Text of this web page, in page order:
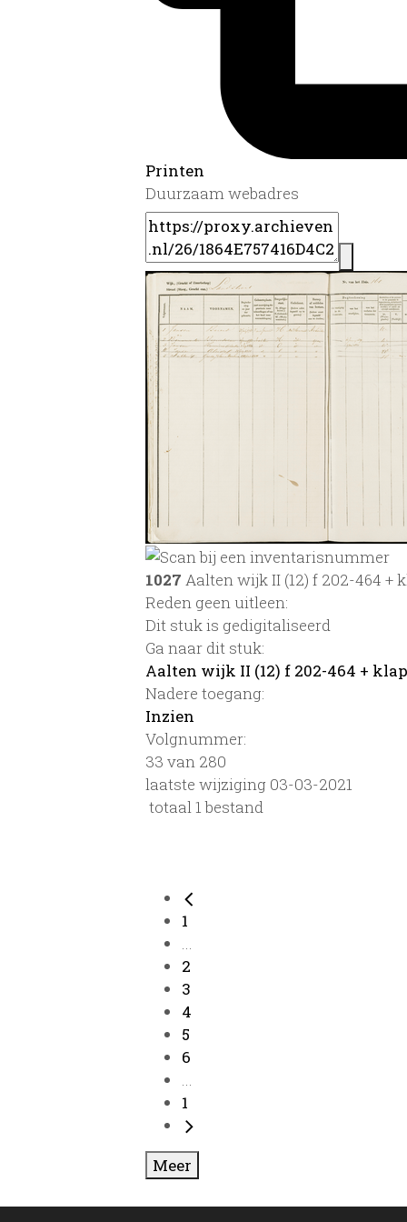
Printen
Duurzaam webadres
1027 Aalten wijk II (12) f 202-464 +
Reden geen uitleen:
Dit stuk is gedigitaliseerd
Ga naar dit stuk:
Aalten wijk II (12) f 202-464 +
Nadere toegang:
Inzien
Volgnummer:
33 van 280
laatste wijziging 03-03-2021
totaal 1 bestand
1
...
2
3
4
5
6
...
1
Meer